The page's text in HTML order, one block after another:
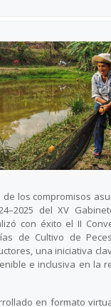
de los compromisos
del XV
con éxito el II
de Cultivo de
una iniciativa
e inclusiva en la
en formato